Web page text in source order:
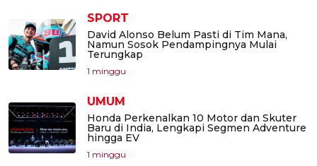
SPORT
David Alonso Belum Pasti di Tim Mana,
Namun Sosok Pendampingnya Mulai
Terungkap
1 minggu
UMUM
Honda Perkenalkan 10 Motor dan Skuter
Baru di India, Lengkapi Segmen Adventure
hingga EV
1 minggu